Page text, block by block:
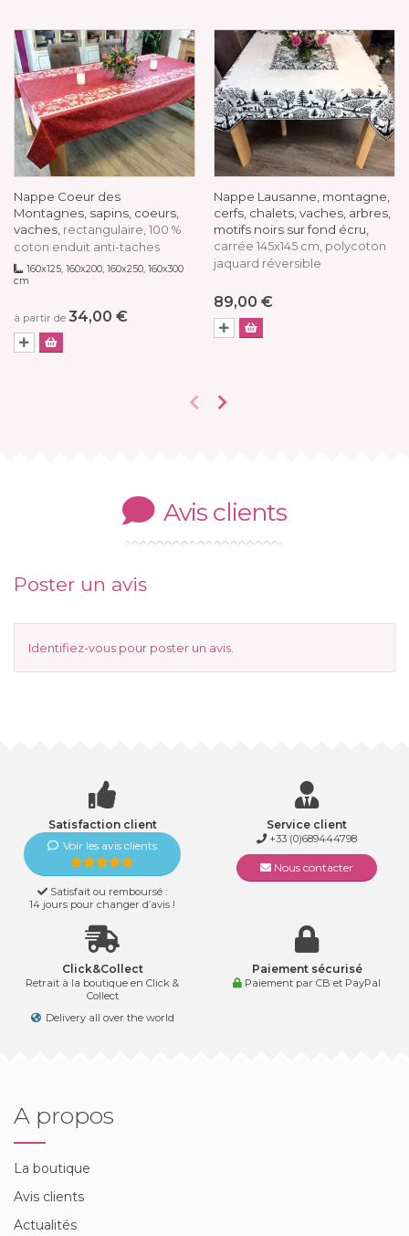
Nappe Coeur des
Montagnes, sapins, coeurs,
vaches, rectangulaire, 100 %
coton enduit anti-taches
160x125, 160x200, 160x250, 160x300
cm
à partir de 34,00 €
Nappe Lausanne, montagne,
cerfs, chalets, vaches, arbres,
motifs noirs sur fond écru,
carrée 145x145 cm, polycoton
jaquard réversible
89,00 €
Avis clients
Poster un avis
Identifiez-vous pour poster un avis.
Satisfaction client
Voir les avis clients
Satisfait ou remboursé :
14 jours pour changer d’avis !
Service client
+33 (0)689444798
Nous contacter
Click&Collect
Retrait à la boutique en Click &
Collect
Delivery all over the world
Paiement sécurisé
Paiement par CB et PayPal
A propos
La boutique
Avis clients
Actualités